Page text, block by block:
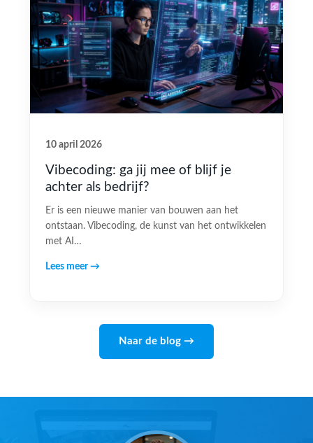
10 april 2026
Vibecoding: ga jij mee of blijf je
achter als bedrijf?
Er is een nieuwe manier van bouwen aan het
ontstaan. Vibecoding, de kunst van het ontwikkelen
met AI…
Lees meer →
Naar de blog →